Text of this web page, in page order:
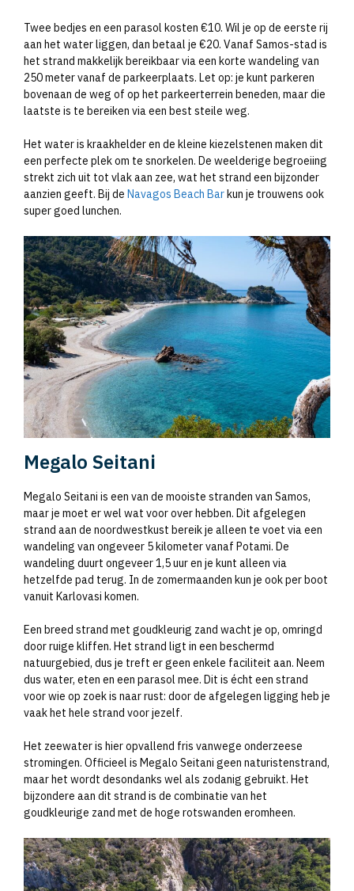
Twee bedjes en een parasol kosten €10. Wil je op de eerste rij
aan het water liggen, dan betaal je €20. Vanaf Samos-stad is
het strand makkelijk bereikbaar via een korte wandeling van
250 meter vanaf de parkeerplaats. Let op: je kunt parkeren
bovenaan de weg of op het parkeerterrein beneden, maar die
laatste is te bereiken via een best steile weg.
Het water is kraakhelder en de kleine kiezelstenen maken dit
een perfecte plek om te snorkelen. De weelderige begroeiing
strekt zich uit tot vlak aan zee, wat het strand een bijzonder
aanzien geeft. Bij de Navagos Beach Barkun je trouwens ook
super goed lunchen.
Megalo Seitani
Megalo Seitani is een van de mooiste stranden van Samos,
maar je moet er wel wat voor over hebben. Dit afgelegen
strand aan de noordwestkust bereik je alleen te voet via een
wandeling van ongeveer 5 kilometer vanaf Potami. De
wandeling duurt ongeveer 1,5 uur en je kunt alleen via
hetzelfde pad terug. In de zomermaanden kun je ook per boot
vanuit Karlovasi komen.
Een breed strand met goudkleurig zand wacht je op, omringd
door ruige kliffen. Het strand ligt in een beschermd
natuurgebied, dus je treft er geen enkele faciliteit aan. Neem
dus water, eten en een parasol mee. Dit is écht een strand
voor wie op zoek is naar rust: door de afgelegen ligging heb je
vaak het hele strand voor jezelf.
Het zeewater is hier opvallend fris vanwege onderzeese
stromingen. Officieel is Megalo Seitani geen naturistenstrand,
maar het wordt desondanks wel als zodanig gebruikt. Het
bijzondere aan dit strand is de combinatie van het
goudkleurige zand met de hoge rotswanden eromheen.